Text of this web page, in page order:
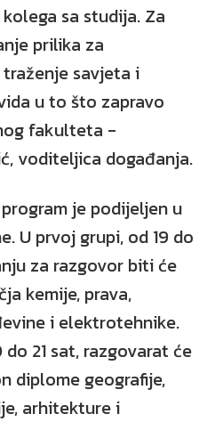
sa studija. Za
prilika za
savjeta i
u to što zapravo
fakulteta -
voditeljica događanja.
je podijeljen u
U prvoj grupi, od 19 do
za razgovor biti će
kemije, prava,
i elektrotehnike.
21 sat, razgovarat će
diplome geografije,
arhitekture i